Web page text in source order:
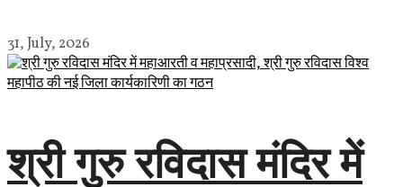
31, July, 2026
श्री गुरु रविदास मंदिर में